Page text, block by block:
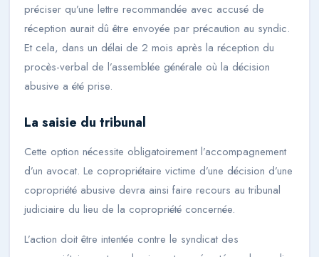
préciser qu’une lettre recommandée avec accusé de
réception aurait dû être envoyée par précaution au syndic.
Et cela, dans un délai de 2 mois après la réception du
procès-verbal de l’assemblée générale où la décision
abusive a été prise.
La saisie du tribunal
Cette option nécessite obligatoirement l’accompagnement
d’un avocat. Le copropriétaire victime d’une décision d’une
copropriété abusive devra ainsi faire recours au tribunal
judiciaire du lieu de la copropriété concernée.
L’action doit être intentée contre le syndicat des